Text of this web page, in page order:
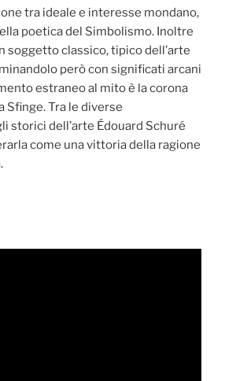
tra ideale e interesse mondano,
poetica del Simbolismo. Inoltre
soggetto classico, tipico dell’arte
però con significati arcani
estraneo al mito è la corona
Sfinge. Tra le diverse
storici dell’arte Édouard Schuré
come una vittoria della ragione